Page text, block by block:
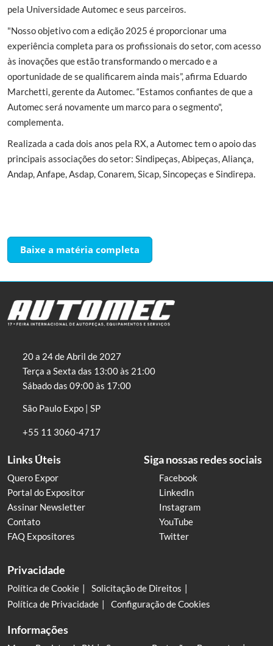
pela Universidade Automec e seus parceiros.
"Nosso objetivo com a edição 2025 é proporcionar uma
experiência completa para os profissionais do setor, com acesso
às inovações que estão transformando o mercado e a
oportunidade de se qualificarem ainda mais”, afirma Eduardo
Marchetti, gerente da Automec. “Estamos confiantes de que a
Automec será novamente um marco para o segmento",
complementa.
Realizada a cada dois anos pela RX, a Automec tem o apoio das
principais associações do setor: Sindipeças, Abipeças, Aliança,
Andap, Anfape, Asdap, Conarem, Sicap, Sincopeças e Sindirepa.
Baixe a matéria completa
20 a 24 de Abril de 2027
Terça a Sexta das 13:00 às 21:00
Sábado das 09:00 às 17:00
São Paulo Expo | SP
+55 11 3060-4717
Links Úteis
Quero Expor
Portal do Expositor
Assinar Newsletter
Contato
FAQ Expositores
Siga nossas redes sociais
Facebook
LinkedIn
Instagram
YouTube
Twitter
Privacidade
Política de Cookie
Solicitação de Direitos
Política de Privacidade
Configuração de Cookies
Informações